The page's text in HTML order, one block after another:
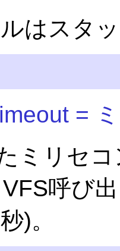
はスタ
=
ミリセ
呼び
)。